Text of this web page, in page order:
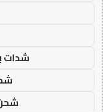
شدات
شحن